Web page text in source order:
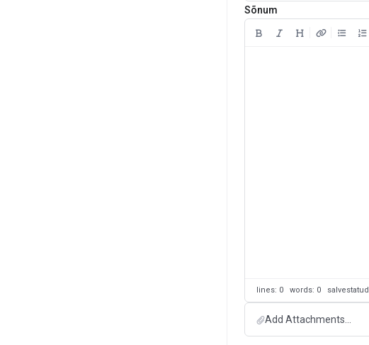
Sõnum
lines: 0 words: 0 salvestatud
Add Attachments...